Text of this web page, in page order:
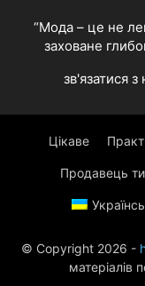
“Мода – це не
заховане
зв'язатися з
Цікаве
Продавець
© Copyright 2026 -
матеріалів